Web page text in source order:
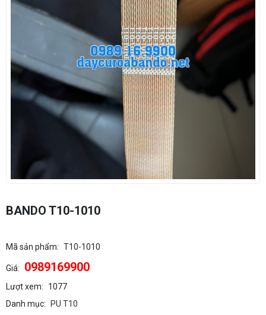
BANDO T10-1010
Mã sản phẩm: T10-1010
Giá: 0989169900
Lượt xem:
1077
Danh mục:
PU T10